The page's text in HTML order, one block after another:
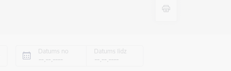
Datums no Datums līdz